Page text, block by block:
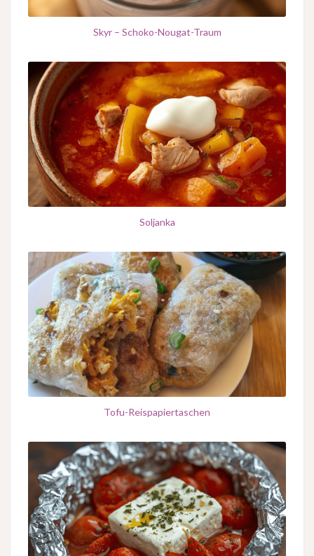
Skyr – Schoko-Nougat-Traum
Soljanka
Tofu-Reispapiertaschen